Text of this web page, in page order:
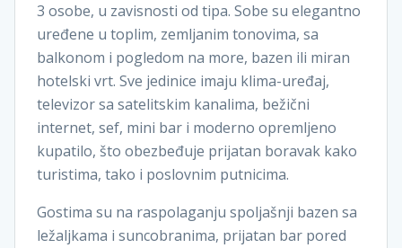
3 osobe, u zavisnosti od tipa. Sobe su elegantno
uređene u toplim, zemljanim tonovima, sa
balkonom i pogledom na more, bazen ili miran
hotelski vrt. Sve jedinice imaju klima-uređaj,
televizor sa satelitskim kanalima, bežični
internet, sef, mini bar i moderno opremljeno
kupatilo, što obezbeđuje prijatan boravak kako
turistima, tako i poslovnim putnicima.
Gostima su na raspolaganju spoljašnji bazen sa
ležaljkama i suncobranima, prijatan bar pored